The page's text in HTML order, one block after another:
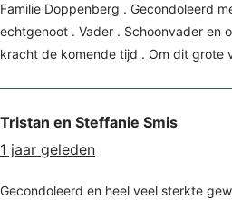
Familie Doppenberg . Gecondoleerd
echtgenoot . Vader . Schoonvader en
kracht de komende tijd . Om dit grote
Tristan en Steffanie Smis
1 jaar geleden
Gecondoleerd en heel veel sterkte